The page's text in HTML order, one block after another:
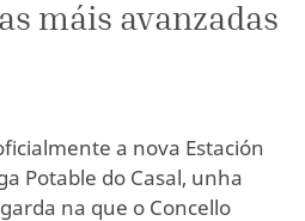
máis avanzadas
a nova Estación
Potable do Casal, unha
na que o Concello